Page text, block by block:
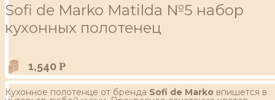
Sofi de Marko Matilda №5 набор
кухонных полотенец
1,540 Р
Кухонное полотенце от бренда Sofi de Marko впишется в